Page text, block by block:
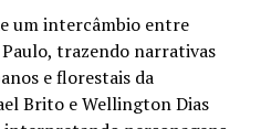
um intercâmbio entre
trazendo narrativas
e florestais da
Brito e Wellington Dias